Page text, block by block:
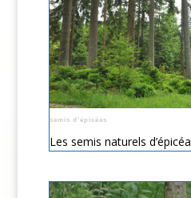
semis d’épicéas
Les semis naturels d’épicéa